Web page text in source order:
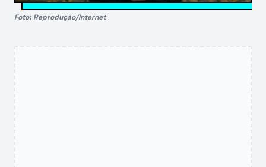
Foto: Reprodução/Internet